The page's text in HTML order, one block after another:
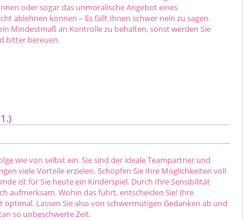
oder sogar das unmoralische Angebot eines
ablehnen können – Es fällt Ihnen schwer nein zu sagen.
Mindestmaß an Kontrolle zu behalten, sonst werden Sie
bitter bereuen.
wie von selbst ein. Sie sind der ideale Teampartner und
viele Vorteile erzielen. Schöpfen Sie Ihre Möglichkeiten voll
ist für Sie heute ein Kinderspiel. Durch Ihre Sensibilität
aufmerksam. Wohin das führt, entscheiden Sie! Ihre
optimal. Lassen Sie also von schwermütigen Gedanken ab und
so unbeschwerte Zeit.